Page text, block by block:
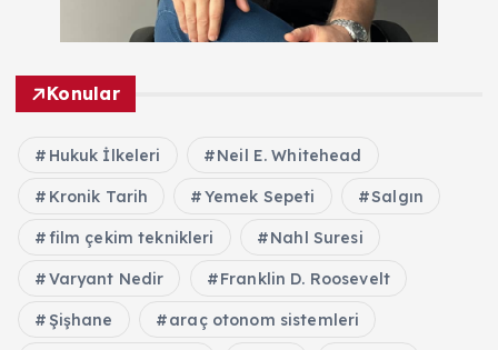
Konular
Hukuk İlkeleri Neil E. Whitehead
Kronik Tarih Yemek Sepeti Salgın
film çekim teknikleri Nahl Suresi
Varyant Nedir Franklin D. Roosevelt
Şişhane araç otonom sistemleri